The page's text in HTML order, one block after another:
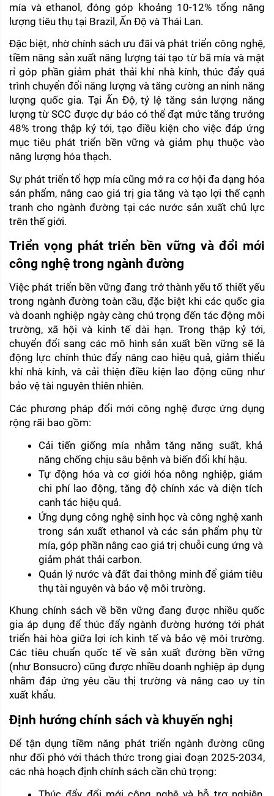
mía và ethanol, đóng góp khoảng 10-12% tổng năng
lượng tiêu thụ tại Brazil, Ấn Độ và Thái Lan.
Đặc biệt, nhờ chính sách ưu đãi và phát triển công nghệ,
tiềm năng sản xuất năng lượng tái tạo từ bã mía và mật
rỉ góp phần giảm phát thải khí nhà kính, thúc đẩy quá
trình chuyển đổi năng lượng và tăng cường an ninh năng
lượng quốc gia. Tại Ấn Độ, tỷ lệ tăng sản lượng năng
lượng từ SCC được dự báo có thể đạt mức tăng trưởng
48% trong thập kỷ tới, tạo điều kiện cho việc đáp ứng
mục tiêu phát triển bền vững và giảm phụ thuộc vào
năng lượng hóa thạch.
Sự phát triển tổ hợp mía cũng mở ra cơ hội đa dạng hóa
sản phẩm, nâng cao giá trị gia tăng và tạo lợi thế cạnh
tranh cho ngành đường tại các nước sản xuất chủ lực
trên thế giới.
Triển vọng phát triển bền vững và đổi mới
công nghệ trong ngành đường
Việc phát triển bền vững đang trở thành yếu tố thiết yếu
trong ngành đường toàn cầu, đặc biệt khi các quốc gia
và doanh nghiệp ngày càng chú trọng đến tác động môi
trường, xã hội và kinh tế dài hạn. Trong thập kỷ tới,
chuyển đổi sang các mô hình sản xuất bền vững sẽ là
động lực chính thúc đẩy nâng cao hiệu quả, giảm thiểu
khí nhà kính, và cải thiện điều kiện lao động cũng như
bảo vệ tài nguyên thiên nhiên.
Các phương pháp đổi mới công nghệ được ứng dụng
rộng rãi bao gồm:
Cải tiến giống mía nhằm tăng năng suất, khả
năng chống chịu sâu bệnh và biến đổi khí hậu.
Tự động hóa và cơ giới hóa nông nghiệp, giảm
chi phí lao động, tăng độ chính xác và diện tích
canh tác hiệu quả.
Ứng dụng công nghệ sinh học và công nghệ xanh
trong sản xuất ethanol và các sản phẩm phụ từ
mía, góp phần nâng cao giá trị chuỗi cung ứng và
giảm phát thải carbon.
Quản lý nước và đất đai thông minh để giảm tiêu
thụ tài nguyên và bảo vệ môi trường.
Khung chính sách về bền vững đang được nhiều quốc
gia áp dụng để thúc đẩy ngành đường hướng tới phát
triển hài hòa giữa lợi ích kinh tế và bảo vệ môi trường.
Các tiêu chuẩn quốc tế về sản xuất đường bền vững
(như Bonsucro) cũng được nhiều doanh nghiệp áp dụng
nhằm đáp ứng yêu cầu thị trường và nâng cao uy tín
xuất khẩu.
Định hướng chính sách và khuyến nghị
Để tận dụng tiềm năng phát triển ngành đường cũng
như đối phó với thách thức trong giai đoạn 2025-2034,
các nhà hoạch định chính sách cần chú trọng: